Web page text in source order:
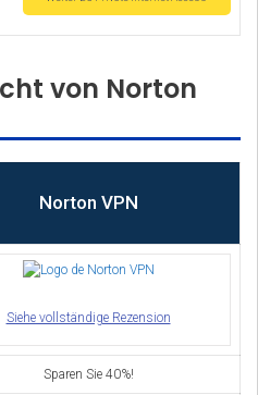
von Norton
Norton VPN
Siehe vollständige Rezension
Sparen Sie 40%!